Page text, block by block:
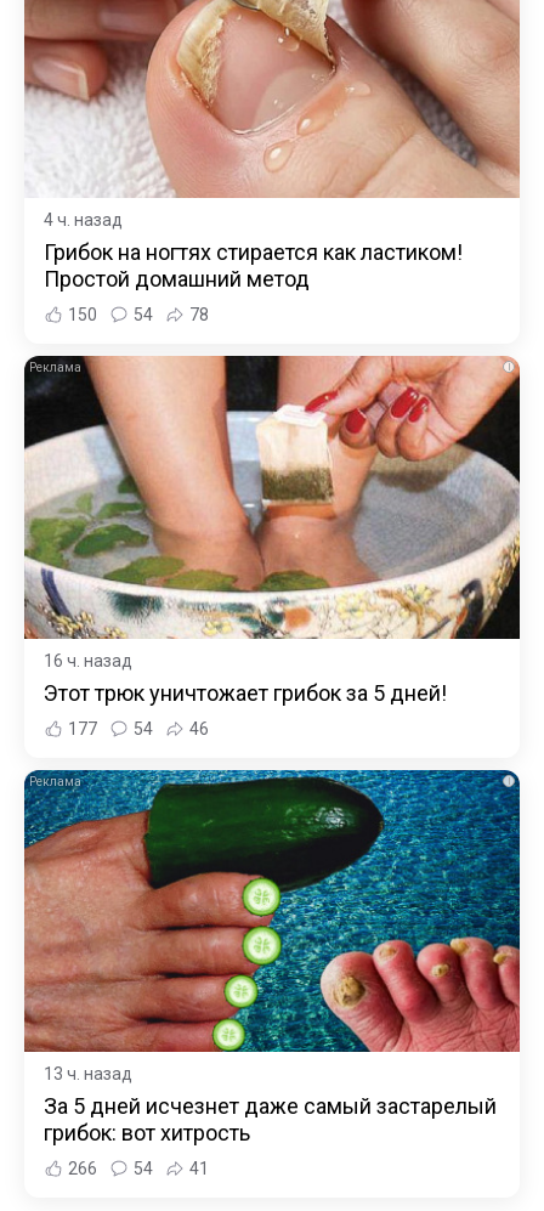
4 ч. назад
Грибок на ногтях стирается как ластиком!
Простой домашний метод
150 54 78
i
16 ч. назад
Этот трюк уничтожает грибок за 5 дней!
177 54 46
i
13 ч. назад
За 5 дней исчезнет даже самый застарелый
грибок: вот хитрость
266 54 41